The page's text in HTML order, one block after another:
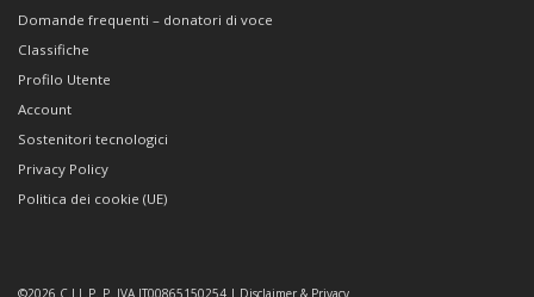
Domande frequenti – donatori di voce
Classifiche
Profilo Utente
Account
Sostenitori tecnologici
Privacy Policy
Politica dei cookie (UE)
©2026 C.I.L.P. P. IVA IT00865150254 | Disclaimer & Privacy